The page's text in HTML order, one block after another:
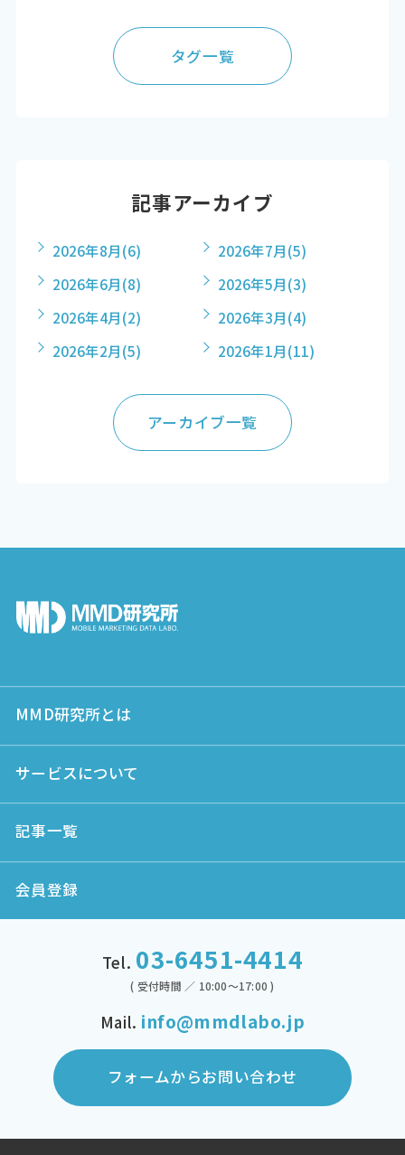
タグ一覧
記事アーカイブ
2026年8月(6) 2026年7月(5)
2026年6月(8) 2026年5月(3)
2026年4月(2) 2026年3月(4)
2026年2月(5) 2026年1月(11)
アーカイブ一覧
MMD研究所とは
サービスについて
記事一覧
会員登録
Tel. 03-6451-4414
( 受付時間 ／ 10:00～17:00 )
Mail. info@mmdlabo.jp
フォームからお問い合わせ